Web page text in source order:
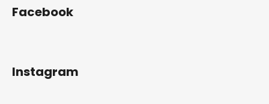
Facebook
Instagram